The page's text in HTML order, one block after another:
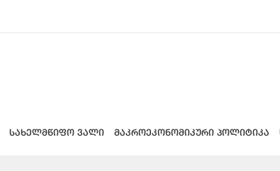
სახელმწიფო ვალი მაკროეკონომიკური პოლიტიკა